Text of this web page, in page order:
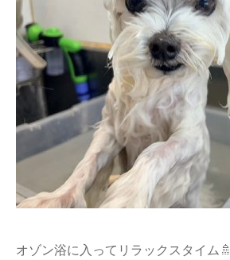
オゾン浴に入ってリラックスタイム🚿